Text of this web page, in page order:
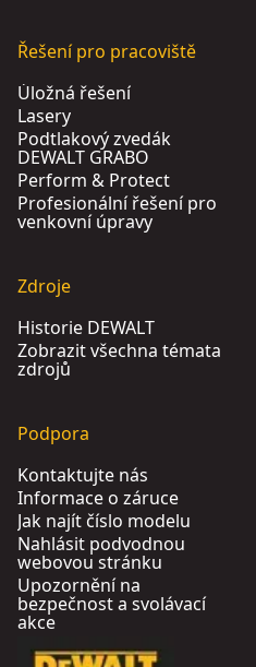
Řešení pro pracoviště
Úložná řešení
Lasery
Podtlakový zvedák
DEWALT GRABO
Perform & Protect
Profesionální řešení pro
venkovní úpravy
Zdroje
Historie DEWALT
Zobrazit všechna témata
zdrojů
Podpora
Kontaktujte nás
Informace o záruce
Jak najít číslo modelu
Nahlásit podvodnou
webovou stránku
Upozornění na
bezpečnost a svolávací
akce